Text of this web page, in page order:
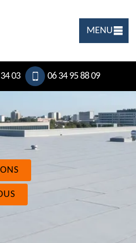
MENU
03 06 34 95 88 09